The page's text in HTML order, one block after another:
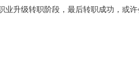
业升级转职阶段，最后转职成功，或